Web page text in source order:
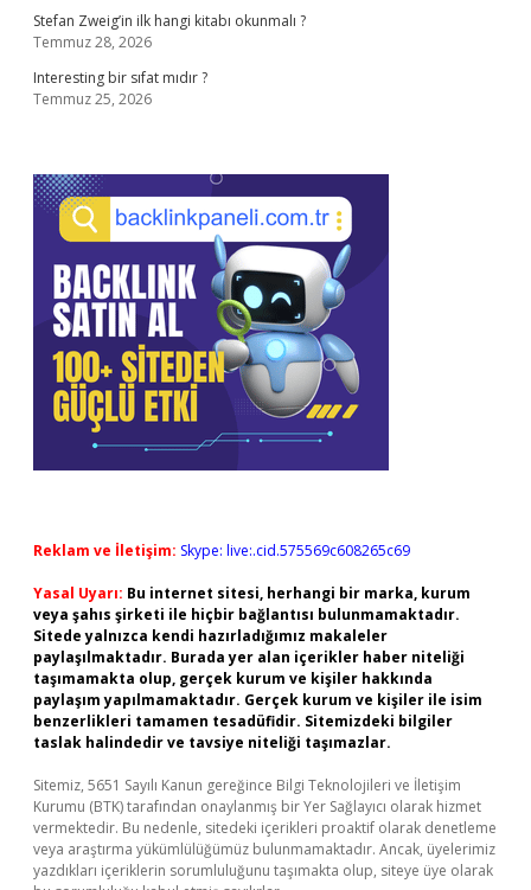
Stefan Zweig’in ilk hangi kitabı okunmalı ?
Temmuz 28, 2026
Interesting bir sıfat mıdır ?
Temmuz 25, 2026
Reklam ve İletişim: Skype: live:.cid.575569c608265c69
Yasal Uyarı: Bu internet sitesi, herhangi bir marka, kurum
veya şahıs şirketi ile hiçbir bağlantısı bulunmamaktadır.
Sitede yalnızca kendi hazırladığımız makaleler
paylaşılmaktadır. Burada yer alan içerikler haber niteliği
taşımamakta olup, gerçek kurum ve kişiler hakkında
paylaşım yapılmamaktadır. Gerçek kurum ve kişiler ile isim
benzerlikleri tamamen tesadüfidir. Sitemizdeki bilgiler
taslak halindedir ve tavsiye niteliği taşımazlar.
Sitemiz, 5651 Sayılı Kanun gereğince Bilgi Teknolojileri ve İletişim
Kurumu (BTK) tarafından onaylanmış bir Yer Sağlayıcı olarak hizmet
vermektedir. Bu nedenle, sitedeki içerikleri proaktif olarak denetleme
veya araştırma yükümlülüğümüz bulunmamaktadır. Ancak, üyelerimiz
yazdıkları içeriklerin sorumluluğunu taşımakta olup, siteye üye olarak